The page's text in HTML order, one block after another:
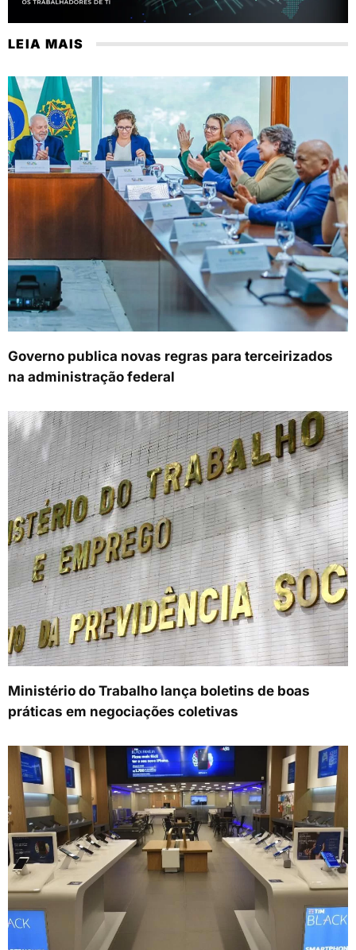
LEIA MAIS
Governo publica novas regras para terceirizados
na administração federal
Ministério do Trabalho lança boletins de boas
práticas em negociações coletivas